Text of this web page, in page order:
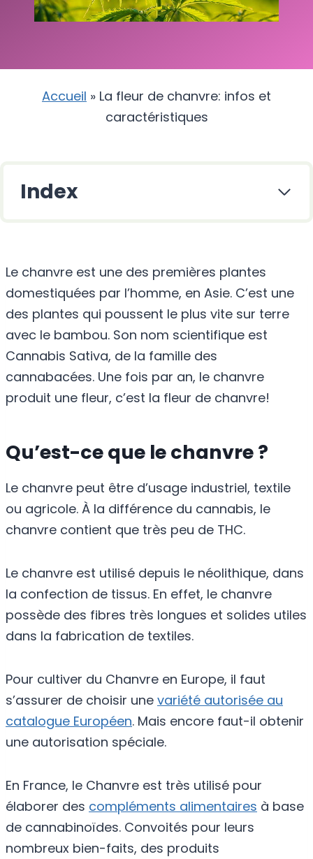
Accueil » La fleur de chanvre: infos et
caractéristiques
Index
Le chanvre est une des premières plantes
domestiquées par l’homme, en Asie. C’est une
des plantes qui poussent le plus vite sur terre
avec le bambou. Son nom scientifique est
Cannabis Sativa, de la famille des
cannabacées. Une fois par an, le chanvre
produit une fleur, c’est la fleur de chanvre!
Qu’est-ce que le chanvre ?
Le chanvre peut être d’usage industriel, textile
ou agricole. À la différence du cannabis, le
chanvre contient que très peu de THC.
Le chanvre est utilisé depuis le néolithique, dans
la confection de tissus. En effet, le chanvre
possède des fibres très longues et solides utiles
dans la fabrication de textiles.
Pour cultiver du Chanvre en Europe, il faut
s’assurer de choisir une variété autorisée au
catalogue Européen. Mais encore faut-il obtenir
une autorisation spéciale.
En France, le Chanvre est très utilisé pour
élaborer des compléments alimentaires à base
de cannabinoïdes. Convoités pour leurs
nombreux bien-faits, des produits